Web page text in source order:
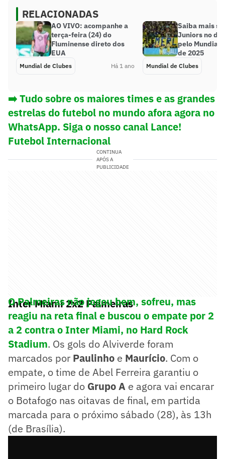
RELACIONADAS
AO VIVO: acompanhe a
terça-feira (24) do
Fluminense direto dos
EUA
Mundial de Clubes Há 1 ano
Saiba mais
Juniors no
pelo Mundial
de 2025
Mundial de Clubes
➡️ Tudo sobre os maiores times e as grandes
estrelas do futebol no mundo afora agora no
WhatsApp. Siga o nosso canal Lance!
Futebol Internacional
CONTINUA
APÓS A
PUBLICIDADE
Inter Miami 2x2 Palmeiras
O Palmeiras não jogou bem, sofreu, mas
reagiu na reta final e buscou o empate por 2
a 2 contra o Inter Miami, no Hard Rock
Stadium. Os gols do Alviverde foram
marcados por Paulinho e Maurício. Com o
empate, o time de Abel Ferreira garantiu o
primeiro lugar do Grupo A e agora vai encarar
o Botafogo nas oitavas de final, em partida
marcada para o próximo sábado (28), às 13h
(de Brasília).